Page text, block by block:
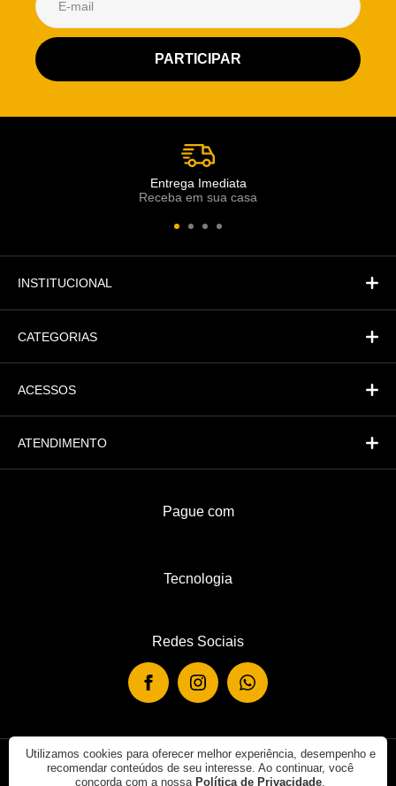
Entrega Imediata
Receba em sua casa
INSTITUCIONAL
CATEGORIAS
ACESSOS
ATENDIMENTO
Pague com
Tecnologia
Redes Sociais
© 2019 - Rei de Casa. Todos os direitos reservados.
Atendimento Rei de Casa
Utilizamos cookies para oferecer melhor experiência, desempenho e
recomendar conteúdos de seu interesse. Ao continuar, você
concorda com a nossa Política de Privacidade.